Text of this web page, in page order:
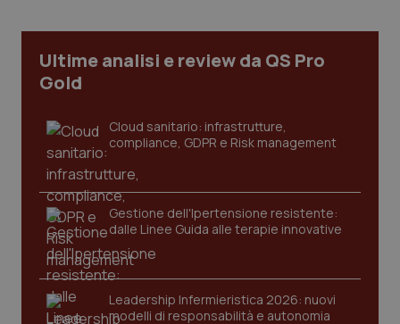
Ultime analisi e review da QS Pro
Gold
Cloud sanitario: infrastrutture,
compliance, GDPR e Risk management
Gestione dell'Ipertensione resistente:
dalle Linee Guida alle terapie innovative
Leadership Infermieristica 2026: nuovi
modelli di responsabilità e autonomia
CookieScriptConsent